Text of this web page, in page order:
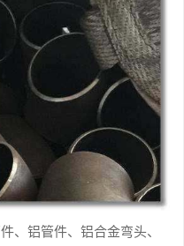
、铝管件、铝合金弯头、